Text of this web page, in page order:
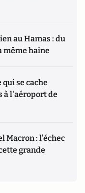
au Hamas : du
même haine
qui se cache
à l'aéroport de
Macron : l’échec
grande